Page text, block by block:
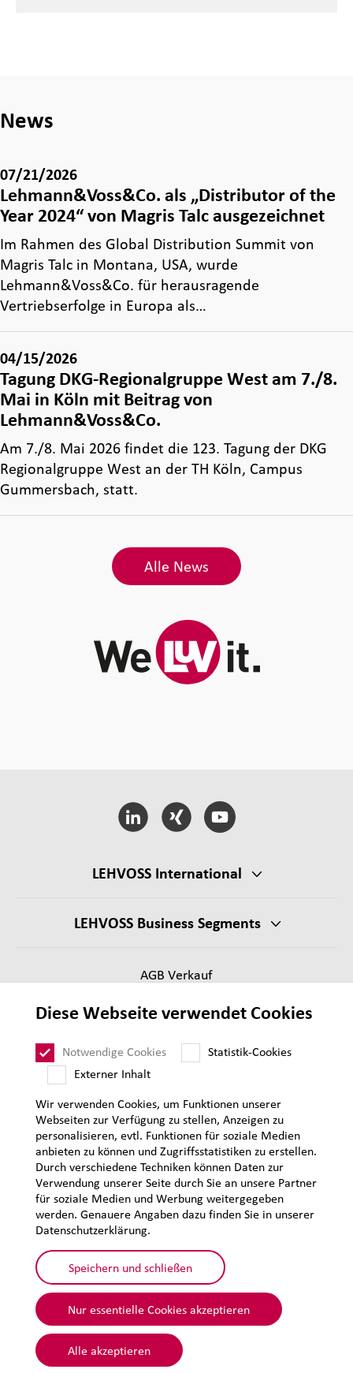
News
07/21/2026
Lehmann&Voss&Co. als „Distributor of the
Year 2024“ von Magris Talc ausgezeichnet
Im Rahmen des Global Distribution Summit von
Magris Talc in Montana, USA, wurde
Lehmann&Voss&Co. für herausragende
Vertriebserfolge in Europa als…
04/15/2026
Tagung DKG-Regionalgruppe West am 7./8.
Mai in Köln mit Beitrag von
Lehmann&Voss&Co.
Am 7./8. Mai 2026 findet die 123. Tagung der DKG
Regionalgruppe West an der TH Köln, Campus
Gummersbach, statt.
Alle News
LEHVOSS International
LEHVOSS Business Segments
AGB Verkauf
Impressum
Datenschutz
© 2026 Lehmann&Voss&Co.
Diese Webseite verwendet Cookies
Notwendige Cookies
Statistik-Cookies
Externer Inhalt
Wir verwenden Cookies, um Funktionen unserer
Webseiten zur Verfügung zu stellen, Anzeigen zu
personalisieren, evtl. Funktionen für soziale Medien
anbieten zu können und Zugriffsstatistiken zu erstellen.
Durch verschiedene Techniken können Daten zur
Verwendung unserer Seite durch Sie an unsere Partner
für soziale Medien und Werbung weitergegeben
werden. Genauere Angaben dazu finden Sie in unserer
Datenschutzerklärung.
Speichern und schließen
Nur essentielle Cookies akzeptieren
Alle akzeptieren